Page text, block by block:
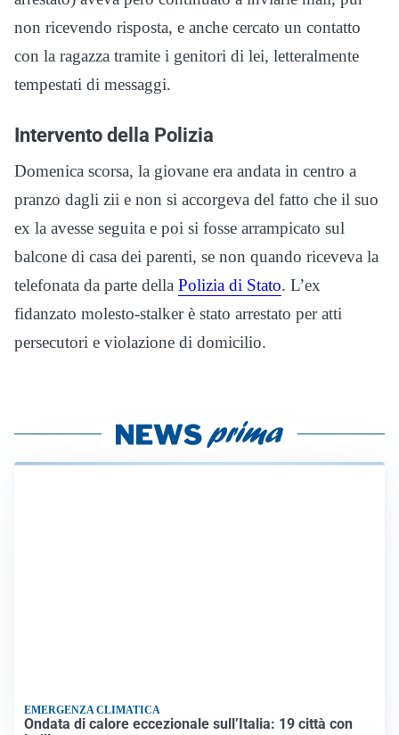
non ricevendo risposta, e anche cercato un contatto
con la ragazza tramite i genitori di lei, letteralmente
tempestati di messaggi.
Intervento della Polizia
Domenica scorsa, la giovane era andata in centro a
pranzo dagli zii e non si accorgeva del fatto che il suo
ex la avesse seguita e poi si fosse arrampicato sul
balcone di casa dei parenti, se non quando riceveva la
telefonata da parte della Polizia di Stato. L’ex
fidanzato molesto-stalker è stato arrestato per atti
persecutori e violazione di domicilio.
EMERGENZA CLIMATICA
Ondata di calore eccezionale sull’Italia: 19 città con